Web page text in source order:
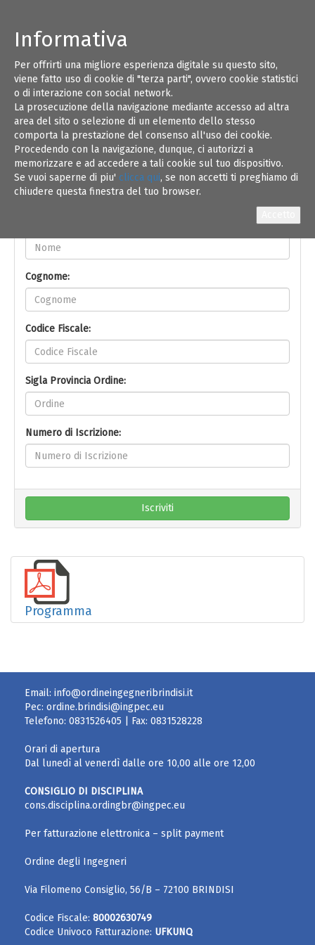
Informativa
Per offrirti una migliore esperienza digitale su questo sito,
viene fatto uso di cookie di "terza parti", ovvero cookie statistici
o di interazione con social network.
La prosecuzione della navigazione mediante accesso ad altra
area del sito o selezione di un elemento dello stesso
comporta la prestazione del consenso all'uso dei cookie.
Procedendo con la navigazione, dunque, ci autorizzi a
memorizzare e ad accedere a tali cookie sul tuo dispositivo.
Se vuoi saperne di piu' clicca qui, se non accetti ti preghiamo di
chiudere questa finestra del tuo browser.
18
MAG 23
Iscrizione On-line
Cognome:
Codice Fiscale:
Sigla Provincia Ordine:
Numero di Iscrizione:
Iscriviti
Programma
Email: info@ordineingegneribrindisi.it
Pec: ordine.brindisi@ingpec.eu
Telefono: 0831526405 | Fax: 0831528228
Orari di apertura
Dal lunedì al venerdì dalle ore 10,00 alle ore 12,00
CONSIGLIO DI DISCIPLINA
cons.disciplina.ordingbr@ingpec.eu
Per fatturazione elettronica – split payment
Ordine degli Ingegneri
Via Filomeno Consiglio, 56/B – 72100 BRINDISI
Codice Fiscale: 80002630749
Codice Univoco Fatturazione: UFKUNQ